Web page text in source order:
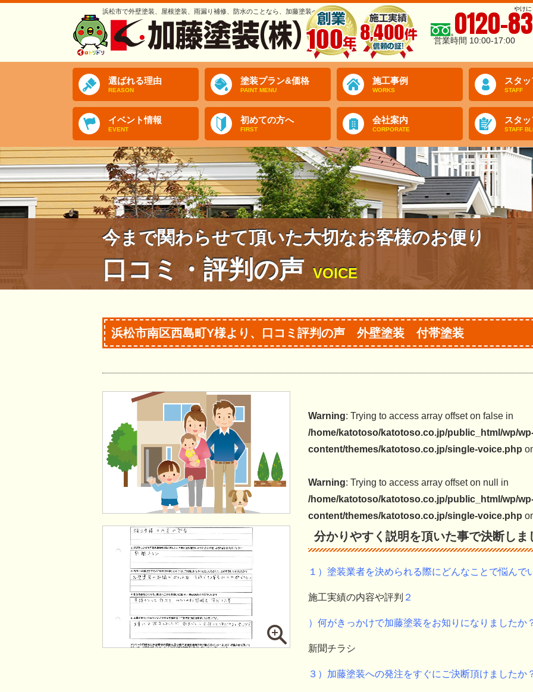
浜松市で外壁塗装、屋根塗装、雨漏り補修、防水のことなら、加藤塗装へ やけに
0120-
営業時間 10:00-17:00
選ばれる理由
REASON
塗装プラン&価格
PAINT MENU
施工事例
WORKS
スタ
STAFF
イベント情報
EVENT
初めての方へ
FIRST
会社案内
CORPORATE
スタ
STAFF
今まで関わらせて頂いた大切なお客様のお便り
口コミ・評判の声 VOICE
浜松市南区西島町Y様より、口コミ評判の声 外壁塗装 付帯塗装
Warning: Trying to access array offset on false in
/home/katotoso/katotoso.co.jp/public_html/wp/
content/themes/katotoso.co.jp/single-voice.php
Warning: Trying to access array offset on null in
/home/katotoso/katotoso.co.jp/public_html/wp/
content/themes/katotoso.co.jp/single-voice.php
分かりやすく説明を頂いた事で決断しま
１）塗装業者を決められる際にどんなことで悩んで
施工実績の内容や評判 ２
）何がきっかけで加藤塗装をお知りになりましたか
新聞チラシ
３）加藤塗装への発注をすぐにご決断頂けましたか